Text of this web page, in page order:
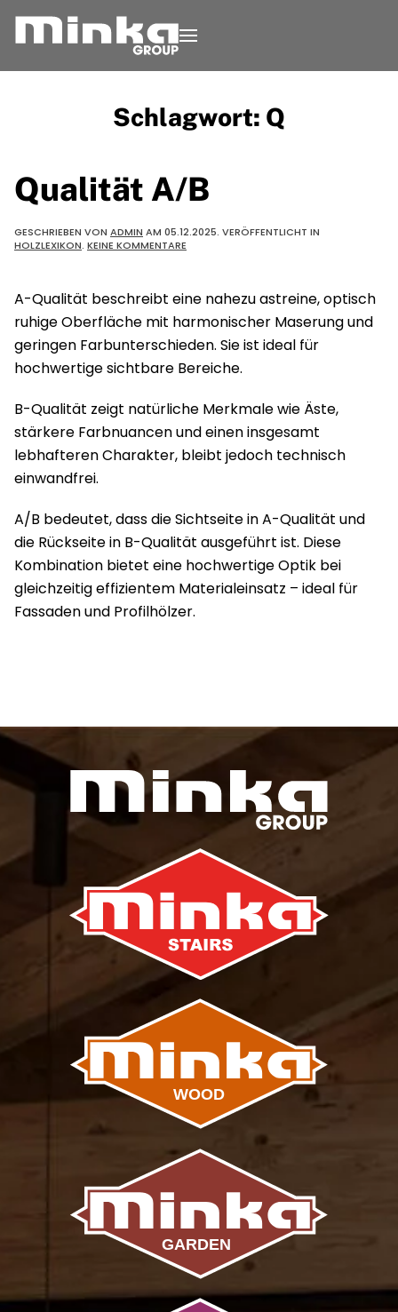
Zum Inhalt springen
Schlagwort: Q
Qualität A/B
GESCHRIEBEN VON ADMIN AM 05.12.2025. VERÖFFENTLICHT IN
HOLZLEXIKON. KEINE KOMMENTARE
A-Qualität beschreibt eine nahezu astreine, optisch
ruhige Oberfläche mit harmonischer Maserung und
geringen Farbunterschieden. Sie ist ideal für
hochwertige sichtbare Bereiche.
B-Qualität zeigt natürliche Merkmale wie Äste,
stärkere Farbnuancen und einen insgesamt
lebhafteren Charakter, bleibt jedoch technisch
einwandfrei.
A/B bedeutet, dass die Sichtseite in A-Qualität und
die Rückseite in B-Qualität ausgeführt ist. Diese
Kombination bietet eine hochwertige Optik bei
gleichzeitig effizientem Materialeinsatz – ideal für
Fassaden und Profilhölzer.